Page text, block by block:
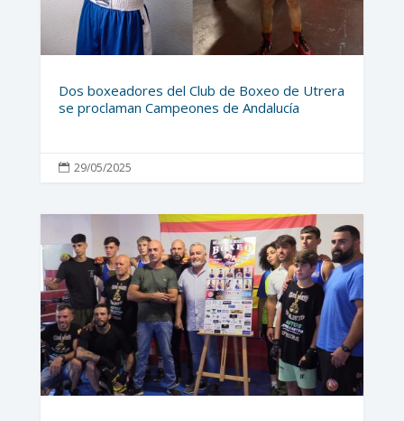
Dos boxeadores del Club de Boxeo de Utrera
se proclaman Campeones de Andalucía
 29/05/2025